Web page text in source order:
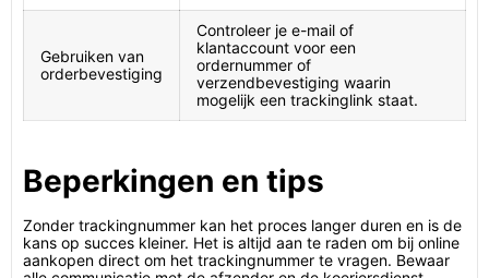
Gebruiken van
orderbevestiging
Controleer je e-mail of
klantaccount voor een
ordernummer of
verzendbevestiging waarin
mogelijk een trackinglink staat.
Beperkingen en tips
Zonder trackingnummer kan het proces langer duren en is de
kans op succes kleiner. Het is altijd aan te raden om bij online
aankopen direct om het trackingnummer te vragen. Bewaar